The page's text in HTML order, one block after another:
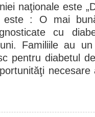
naţionale este
este : O mai
cu
Familiile au
pentru diabetul